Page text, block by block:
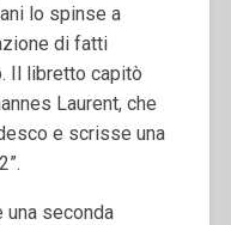
lo spinse a
di fatti
Il libretto capitò
Laurent, che
e scrisse una
una seconda